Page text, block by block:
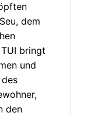
dem
bringt
und
den